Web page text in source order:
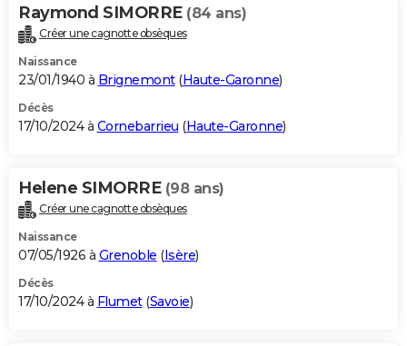
Raymond SIMORRE (84 ans)
Créer une cagnotte obsèques
Naissance
23/01/1940 à Brignemont(Haute-Garonne)
Décès
17/10/2024 à Cornebarrieu (Haute-Garonne)
Helene SIMORRE (98 ans)
Créer une cagnotte obsèques
Naissance
07/05/1926 à Grenoble (Isère)
Décès
17/10/2024 à Flumet(Savoie)